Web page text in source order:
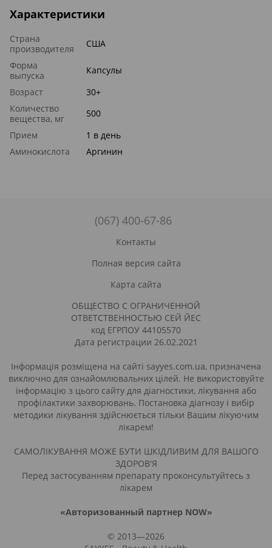
Характеристики
Страна
производителя
США
Форма
выпуска
Капсулы
Возраст
30+
Количество
вещества, мг
500
Прием
1 в день
Аминокислота
Аргинин
(067) 400-67-86
Контакты
Полная версия сайта
Карта сайта
ОБЩЕСТВО С ОГРАНИЧЕННОЙ
ОТВЕТСТВЕННОСТЬЮ СЕЙ ЙЕС
код ЕГРПОУ 44105570
Дата регистрации 26.02.2021
Інформація розміщена на сайті sayyes.com.ua, призначена
виключно для ознайомлювальних цілей. Не використовуйте
інформацію з цього сайту для діагностики, лікування або
профілактики захворювань. Постановка діагнозу і вибір
методики лікування здійснюється тільки Вашим лікуючим
лікарем!
САМОЛІКУВАННЯ МОЖЕ БУТИ ШКІДЛИВИМ ДЛЯ ВАШОГО
ЗДОРОВ'Я
Перед застосуванням препарату проконсультуйтесь з
лікарем
«Авторизованный партнер NOW»
© 2013—2026